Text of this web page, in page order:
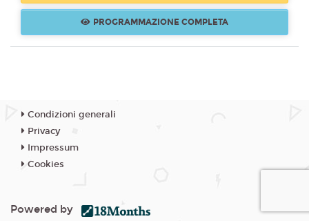
PROGRAMMAZIONE COMPLETA
Condizioni generali
Privacy
Impressum
Cookies
Powered by